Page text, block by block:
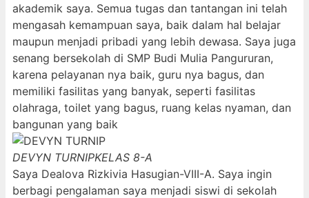
akademik saya. Semua tugas dan tantangan ini telah
mengasah kemampuan saya, baik dalam hal belajar
maupun menjadi pribadi yang lebih dewasa. Saya juga
senang bersekolah di SMP Budi Mulia Pangururan,
karena pelayanan nya baik, guru nya bagus, dan
memiliki fasilitas yang banyak, seperti fasilitas
olahraga, toilet yang bagus, ruang kelas nyaman, dan
bangunan yang baik
DEVYN TURNIPKELAS 8-A
Saya Dealova Rizkivia Hasugian-VIII-A. Saya ingin
berbagi pengalaman saya menjadi siswi di sekolah